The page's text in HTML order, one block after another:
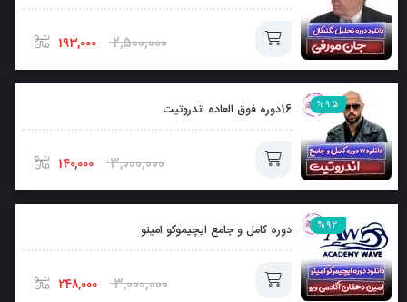
2,500,000
193,000
افزودن
به
سبد
%95 16دوره فوق العاده اندروتیت
3,000,000
140,000
افزودن
به
سبد
%92 دوره کامل و جامع ایچیموکو امینو
3,000,000
248,000